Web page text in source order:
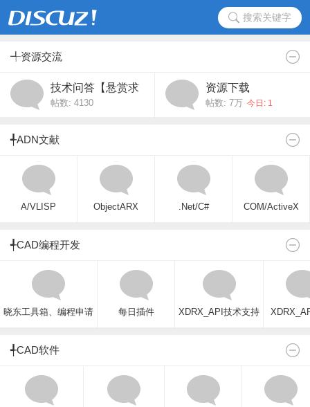
搜索关键字
╃资源交流
技术问答【悬赏求
助】
帖数: 4130
资源下载
帖数: 7万 今日: 1
╃ADN文献
A/VLISP ObjectARX .Net/C# COM/ActiveX
╃CAD编程开发
晓东工具箱、编程申请 每日插件 XDRX_API技术支持
╃CAD软件